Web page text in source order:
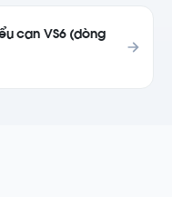
can VS6 (dòng